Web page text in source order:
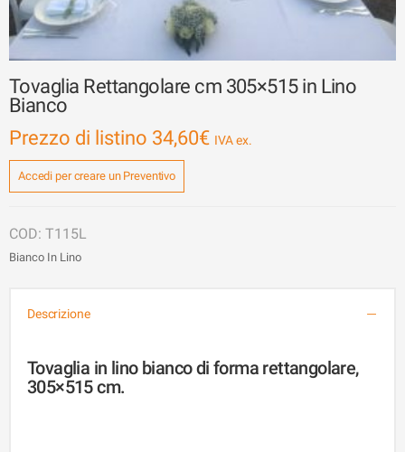
Tovaglia Rettangolare cm 305×515 in Lino
Bianco
Prezzo di listino 34,60€
Accedi per creare un Preventivo
T115L
Bianco In Lino
Descrizione
Tovaglia in lino bianco di forma rettangolare,
305×515 cm.